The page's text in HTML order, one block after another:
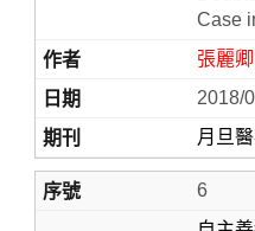
Case
張麗卿
2018/
月旦
6